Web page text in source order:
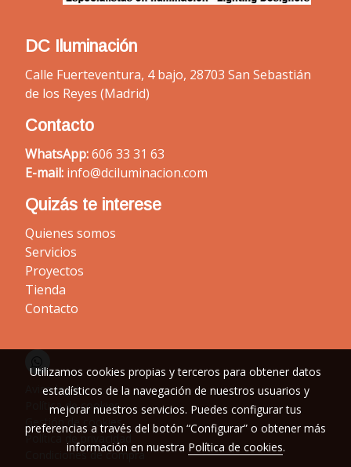
DC Iluminación
Calle Fuerteventura, 4 bajo, 28703 San Sebastián
de los Reyes (Madrid)
Contacto
WhatsApp:606 33 31 63
E-mail: info@dciluminacion.com
Quizás te interese
Quienes somos
Servicios
Proyectos
Tienda
Contacto
Aviso legal
Política de cookies
Gestión de cookies
Política de privacidad
Condiciones de compra
Utilizamos cookies propias y terceros para obtener datos
estadísticos de la navegación de nuestros usuarios y
mejorar nuestros servicios. Puedes configurar tus
preferencias a través del botón “Configurar” o obtener más
información en nuestra Política de cookies.